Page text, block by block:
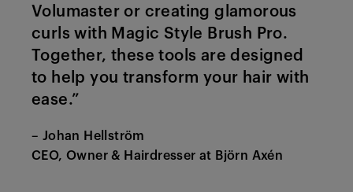
Volumaster or creating glamorous
curls with Magic Style Brush Pro.
Together, these tools are designed
to help you transform your hair with
ease.”
– Johan Hellström
CEO, Owner & Hairdresser at Björn Axén